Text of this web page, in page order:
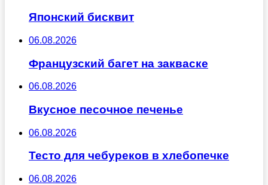
Японский бисквит
06.08.2026
Французский багет на закваске
06.08.2026
Вкусное песочное печенье
06.08.2026
Тесто для чебуреков в хлебопечке
06.08.2026